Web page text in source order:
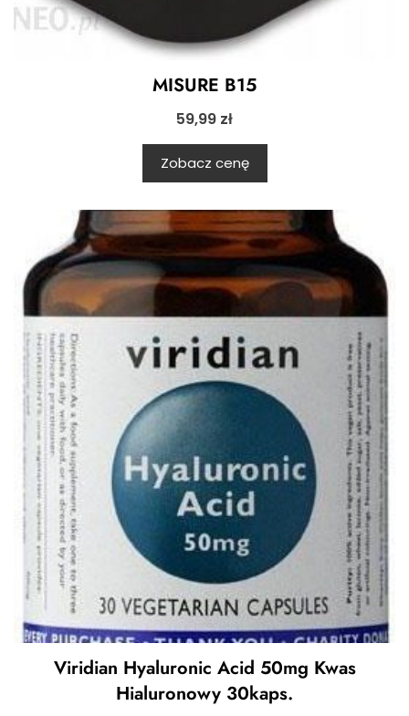
MISURE B15
59,99 zł
Zobacz cenę
Viridian Hyaluronic Acid 50mg Kwas
Hialuronowy 30kaps.